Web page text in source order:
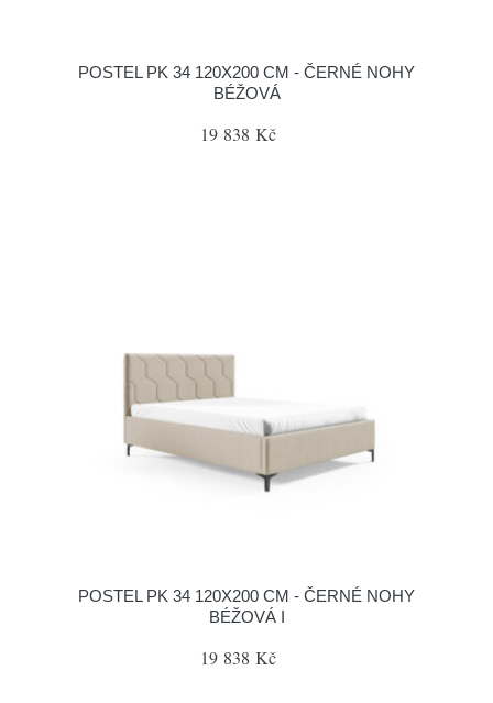
POSTEL PK 34 120X200 CM - ČERNÉ NOHY
BÉŽOVÁ
19 838 Kč
POSTEL PK 34 120X200 CM - ČERNÉ NOHY
BÉŽOVÁ I
19 838 Kč